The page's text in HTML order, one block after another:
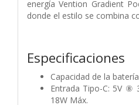
energía Vention Gradient
donde el estilo se combina
Especificaciones
Capacidad de la
Entrada Tipo-C: 5V
18W Máx.